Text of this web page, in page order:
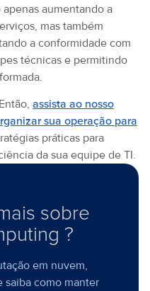
aumentando a
mas também
a conformidade com
técnicas e permitindo
assista ao nosso
sua operação para
práticas para
da sua equipe de TI.
sobre
?
em nuvem,
saiba como manter